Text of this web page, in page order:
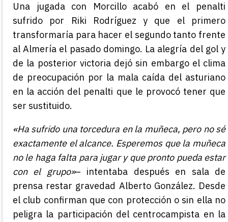
Una jugada con Morcillo acabó en el penalti
sufrido por Riki Rodríguez y que el primero
transformaría para hacer el segundo tanto frente
al Almería el pasado domingo. La alegría del gol y
de la posterior victoria dejó sin embargo el clima
de preocupación por la mala caída del asturiano
en la acción del penalti que le provocó tener que
ser sustituido.
«Ha sufrido una torcedura en la muñeca, pero no sé
exactamente el alcance. Esperemos que la muñeca
no le haga falta para jugar y que pronto pueda estar
con el grupo»– intentaba después en sala de
prensa restar gravedad Alberto González. Desde
el club confirman que con protección o sin ella no
peligra la participación del centrocampista en la